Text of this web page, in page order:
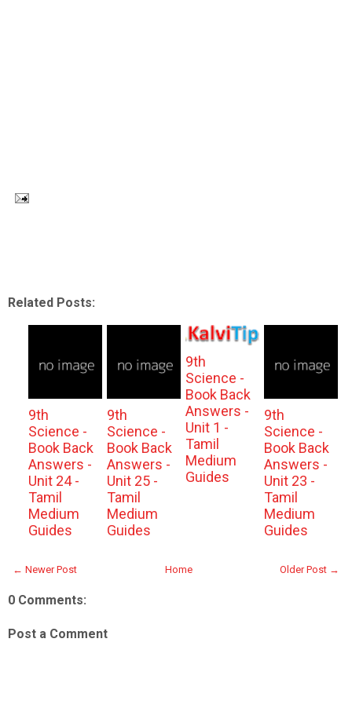
Related Posts:
9th
Science -
Book Back
Answers -
Unit 24 -
Tamil
Medium
Guides
9th
Science -
Book Back
Answers -
Unit 25 -
Tamil
Medium
Guides
9th
Science -
Book Back
Answers -
Unit 1 -
Tamil
Medium
Guides
9th
Science -
Book Back
Answers -
Unit 23 -
Tamil
Medium
Guides
← Newer Post Older Post →
Home
0 Comments:
Post a Comment